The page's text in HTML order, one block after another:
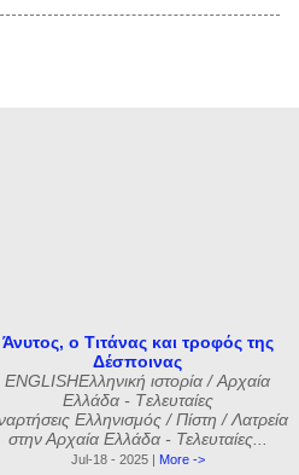
Άνυτος, ο Τιτάνας και τροφός της
Δέσποινας
ENGLISHΕλληνική ιστορία / Αρχαία
Ελλάδα - Tελευταίες
Ελληνισμός / Πίστη / Λατρεία
στην Αρχαία Ελλάδα - Τελευταίες...
Jul-18 - 2025 | More ->